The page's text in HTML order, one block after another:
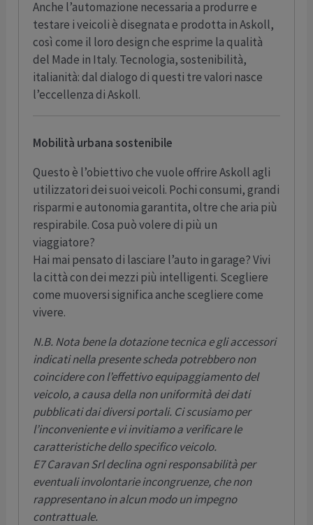
Anche l’automazione necessaria a produrre e
testare i veicoli è disegnata e prodotta in Askoll,
così come il loro design che esprime la qualità
del Made in Italy. Tecnologia, sostenibilità,
italianità: dal dialogo di questi tre valori nasce
l’eccellenza di Askoll.
Mobilità urbana sostenibile
Questo è l’obiettivo che vuole offrire Askoll agli
utilizzatori dei suoi veicoli. Pochi consumi, grandi
risparmi e autonomia garantita, oltre che aria più
respirabile. Cosa può volere di più un
viaggiatore?
Hai mai pensato di lasciare l’auto in garage? Vivi
la città con dei mezzi più intelligenti. Scegliere
come muoversi significa anche scegliere come
vivere.
N.B. Nota bene la dotazione tecnica e gli accessori
indicati nella presente scheda potrebbero non
coincidere con l’effettivo equipaggiamento del
veicolo, a causa della non uniformità dei dati
pubblicati dai diversi portali. Ci scusiamo per
l’inconveniente e vi invitiamo a verificare le
caratteristiche dello specifico veicolo.
E7 Caravan Srl declina ogni responsabilità per
eventuali involontarie incongruenze, che non
rappresentano in alcun modo un impegno
contrattuale.